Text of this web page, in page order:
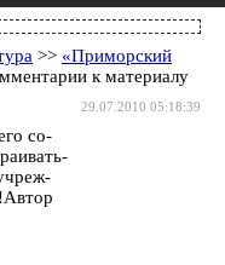
>> «Приморский
к материалу
29.07.2010 05:18:39
со-